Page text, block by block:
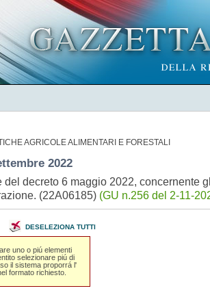
AGRICOLE ALIMENTARI E FORESTALI
2022
del decreto 6 maggio 2022, concernente
(22A06185) (GU n.256 del 2-11-
DESELEZIONA TUTTI
uno o piú elementi
selezionare piú di
il sistema proporrá l'
formato richiesto.